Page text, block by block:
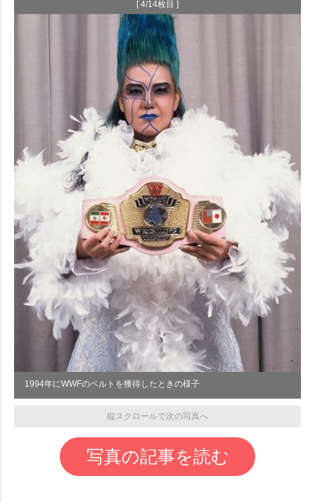
[ 4/14枚目 ]
1994年にWWFのベルトを獲得したときの様子
縦スクロールで次の写真へ
写真の記事を読む